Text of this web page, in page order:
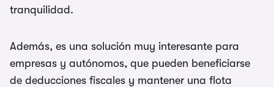
tranquilidad.
Además, es una solución muy interesante para
empresas y autónomos, que pueden beneficiarse
de deducciones fiscales y mantener una flota